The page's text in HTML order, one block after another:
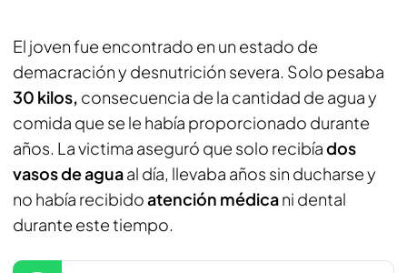
El joven fue encontrado en un estado de
demacración y desnutrición severa. Solo pesaba
30 kilos, consecuencia de la cantidad de agua y
comida que se le había proporcionado durante
años. La victima aseguró que solo recibíados
vasos de aguaal día, llevaba años sin ducharse y
no había recibidoatención médicani dental
durante este tiempo.